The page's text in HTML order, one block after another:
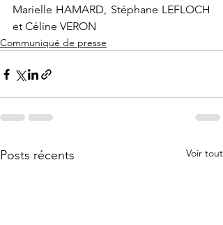
Marielle HAMARD, Stéphane LEFLOCH
et Céline VERON
Communiqué de presse
Posts récents Voir tout